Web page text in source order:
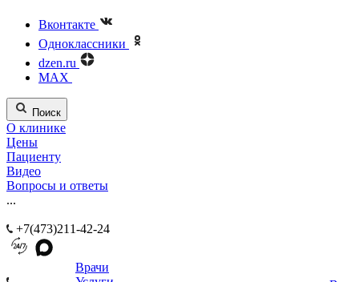
Вконтакте
Одноклассники
dzen.ru
MAX
Поиск
О клинике
Цены
Пациенту
Видео
Вопросы и ответы
...
+7(473)211-42-24
Врачи